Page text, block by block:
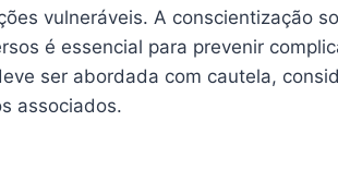
vulneráveis. A conscientização
é essencial para prevenir
ser abordada com cautela,
associados.